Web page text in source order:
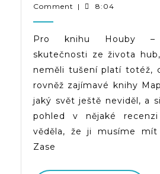
Ze
O
9.
Comment | 8:04
Pro knihu Houby –
skutečnosti ze života
neměli tušení platí totéž,
rovněž zajímavé knihy
jaký svět ještě neviděl, a
pohled v nějaké
věděla, že ji musíme mít
Zase